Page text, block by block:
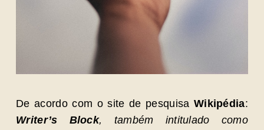
De acordo com o site de pesquisa Wikipédia:
Writer’s Block, também intitulado como